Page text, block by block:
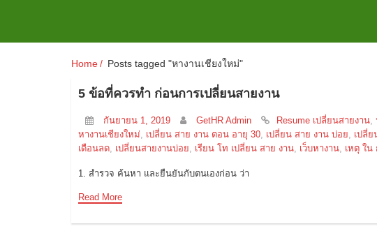
Home Posts tagged "หางานเชียงใหม่"
5 ข้อที่ควรทำ ก่อนการเปลี่ยนสายงาน
กันยายน 1, 2019 GetHR Admin Resume เปลี่ยนสายงาน
หางานเชียงใหม่
เปลี่ยน สาย งาน ตอน อายุ 30 เปลี่ยน สาย งาน บ่อย เปลี่
เดือนลด เปลี่ยนสายงานบ่อย เรียน โท เปลี่ยน สาย งาน เว็บหางาน เหตุ ใน
1. สำรวจ ค้นหา และยืนยันกับตนเองก่อน ว่า
Read More